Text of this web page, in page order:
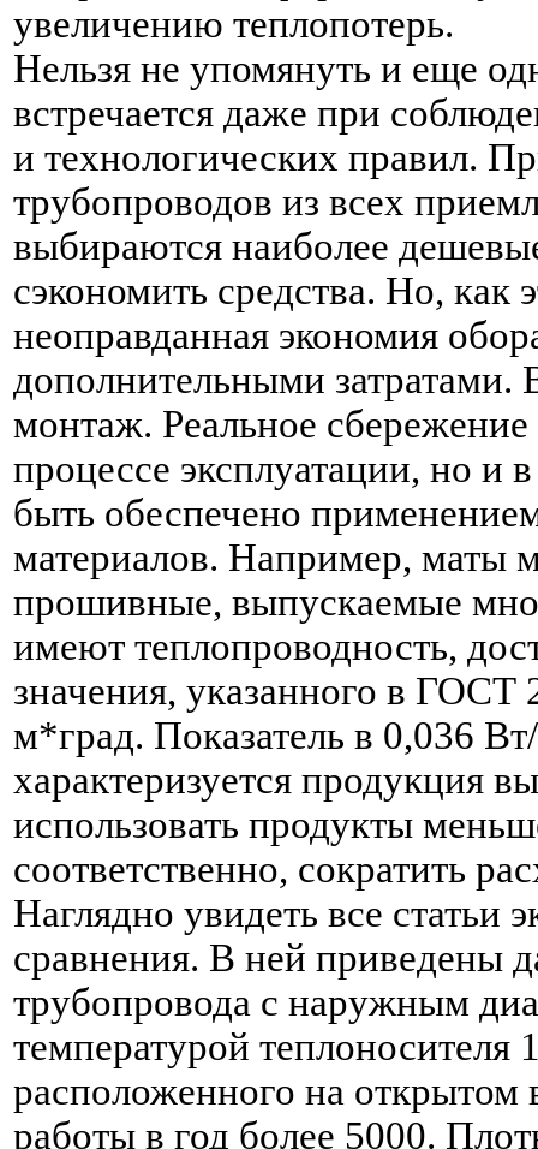
увеличению теплопотерь.
Нельзя не упомянуть и еще
встречается даже при
и технологических правил.
трубопроводов из всех
выбираются наиболее
сэкономить средства. Но, как
неоправданная экономия
дополнительными затратами.
монтаж. Реальное сбережение
процессе эксплуатации, но и
быть обеспечено
материалов. Например, маты
прошивные, выпускаемые
имеют теплопроводность,
значения, указанного в ГОСТ
м*град. Показатель в 0,036
характеризуется продукция
использовать продукты
соответственно, сократить
Наглядно увидеть все
сравнения. В ней приведены
трубопровода с наружным
температурой теплоносителя
расположенного на открытом
работы в год более 5000.